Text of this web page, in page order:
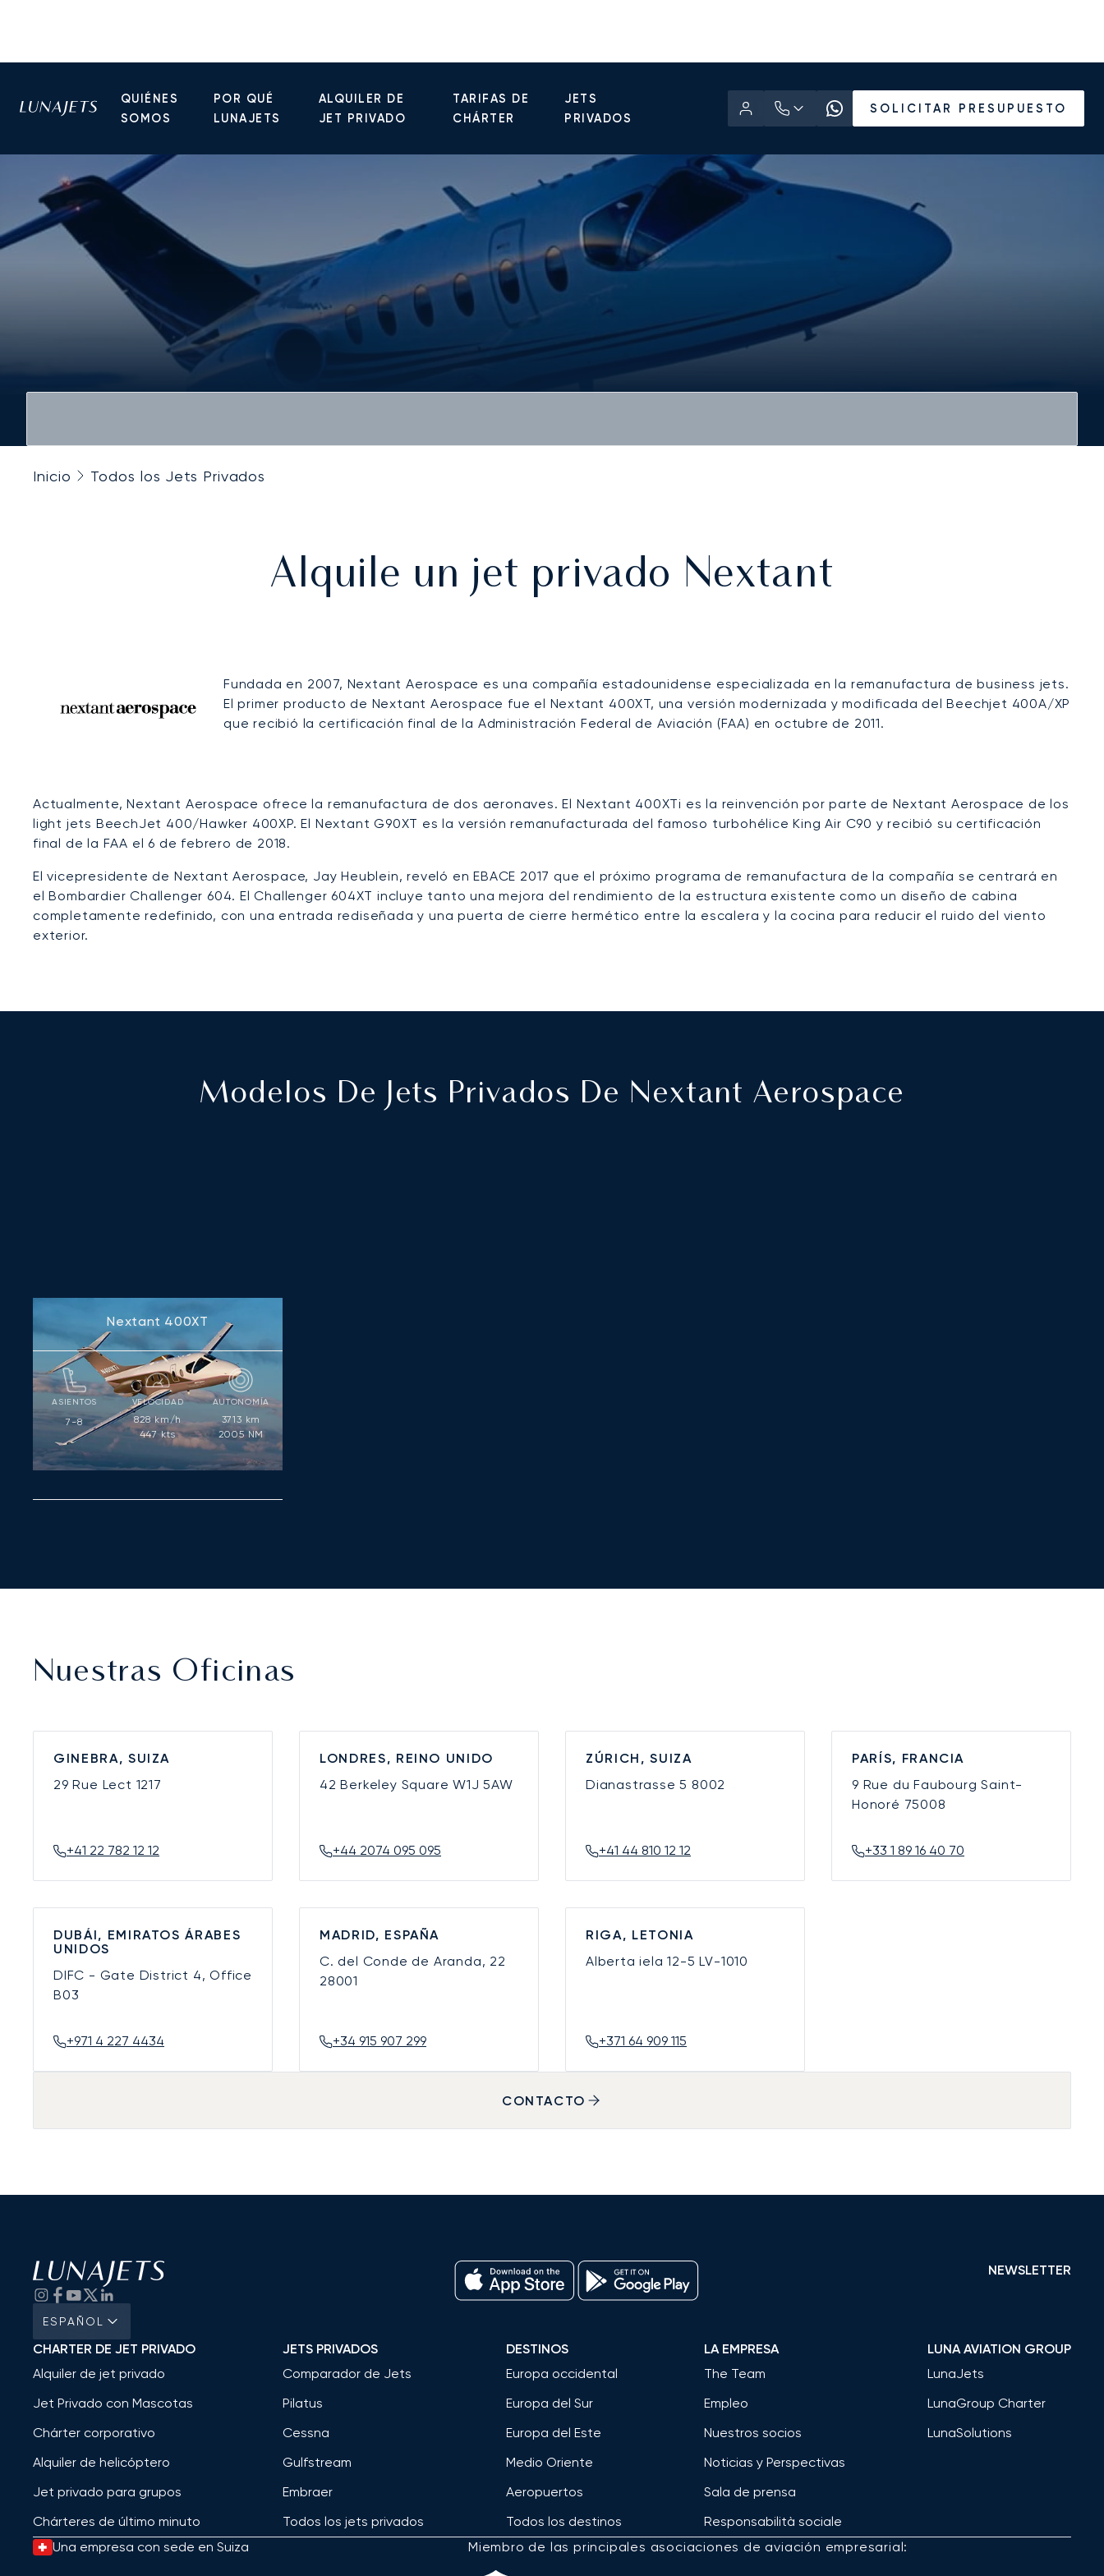
QUIÉNES
SOMOS
POR QUÉ
LUNAJETS
ALQUILER DE
JET PRIVADO
TARIFAS DE
CHÁRTER
JETS
PRIVADOS
SOLICITAR PRESUPUESTO
Inicio Todos los Jets Privados
Alquile un jet privado Nextant
Fundada en 2007, Nextant Aerospace es una compañía estadounidense especializada en la remanufactura de business jets.
El primer producto de Nextant Aerospace fue el Nextant 400XT, una versión modernizada y modificada del Beechjet 400A/XP
que recibió la certificación final de la Administración Federal de Aviación (FAA) en octubre de 2011.
Actualmente, Nextant Aerospace ofrece la remanufactura de dos aeronaves. El Nextant 400XTi es la reinvención por parte de Nextant Aerospace de los
light jets BeechJet 400/Hawker 400XP. El Nextant G90XT es la versión remanufacturada del famoso turbohélice King Air C90 y recibió su certificación
final de la FAA el 6 de febrero de 2018.
El vicepresidente de Nextant Aerospace, Jay Heublein, reveló en EBACE 2017 que el próximo programa de remanufactura de la compañía se centrará en
el Bombardier Challenger 604. El Challenger 604XT incluye tanto una mejora del rendimiento de la estructura existente como un diseño de cabina
completamente redefinido, con una entrada rediseñada y una puerta de cierre hermético entre la escalera y la cocina para reducir el ruido del viento
exterior.
Modelos De Jets Privados De Nextant Aerospace
Nextant 400XT
ASIENTOS
7-8
VELOCIDAD
828 km/h
447 kts
AUTONOMÍA
3713 km
2005NM
Nuestras Oficinas
GINEBRA, SUIZA
29 Rue Lect 1217
+41 22 782 12 12
LONDRES, REINO UNIDO
42 Berkeley SquareW1J 5AW
+44 2074 095 095
ZÚRICH, SUIZA
Dianastrasse 5 8002
+41 44 810 12 12
PARÍS, FRANCIA
9 Rue du Faubourg Saint-
Honoré 75008
+33 1 89 16 40 70
DUBÁI, EMIRATOS ÁRABES
UNIDOS
DIFC - Gate District 4, Office
B03
+971 4 227 4434
MADRID, ESPAÑA
C. del Conde de Aranda, 22
28001
+34 915 907 299
RIGA, LETONIA
Alberta iela 12-5LV-1010
+371 64 909 115
CONTACTO
ESPAÑOL
NEWSLETTER
CHARTER DE JET PRIVADO
Alquiler de jet privado
Jet Privado con Mascotas
Chárter corporativo
Alquiler de helicóptero
Jet privado para grupos
Chárteres de último minuto
JETS PRIVADOS
Comparador de Jets
Pilatus
Cessna
Gulfstream
Embraer
Todos los jets privados
DESTINOS
Europa occidental
Europa del Sur
Europa del Este
Medio Oriente
Aeropuertos
Todos los destinos
LA EMPRESA
The Team
Empleo
Nuestros socios
Noticias y Perspectivas
Sala de prensa
Responsabilità sociale
LUNA AVIATION GROUP
LunaJets
LunaGroup Charter
LunaSolutions
Una empresa con sede en Suiza Miembro de las principales asociaciones de aviación empresarial: